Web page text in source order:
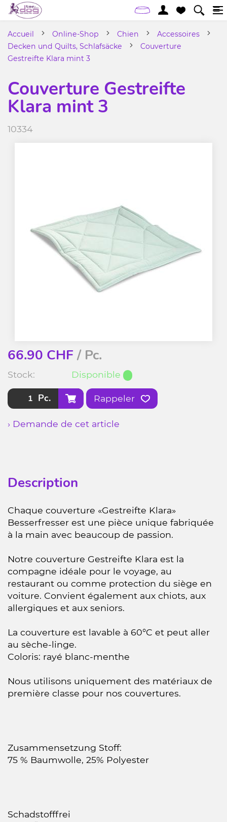
Accueil Online-Shop Chien
Accessoires
Decken und Quilts, Schlafsäcke
Couverture
Gestreifte Klara mint 3
Couverture Gestreifte
Klara mint 3
10334
66.90 CHF/ Pc.
Stock: Disponible
Pc. Rappeler
› Demande de cet article
Description
Chaque couverture «Gestreifte Klara»
Besserfresser est une pièce unique fabriquée
à la main avec beaucoup de passion.
Notre couverture Gestreifte Klara est la
compagne idéale pour le voyage, au
restaurant ou comme protection du siège en
voiture. Convient également aux chiots, aux
allergiques et aux seniors.
La couverture est lavable à 60°C et peut aller
au sèche-linge.
Coloris: rayé blanc-menthe
Nous utilisons uniquement des matériaux de
première classe pour nos couvertures.
Zusammensetzung Stoff:
75 % Baumwolle, 25% Polyester
Schadstofffrei